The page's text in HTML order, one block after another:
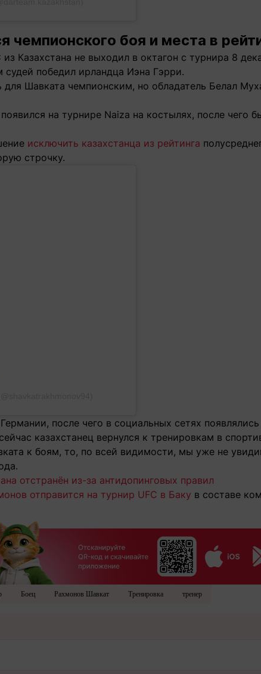
боя и места в
Казахстана не выходил в октагон с турнира 8
победил ирландца Иэна Гэрри.
для Шавката чемпионским, но обладатель Белал
на турнире Naiza на костылях, после чего
исключить казахстанца из рейтинга
строчку.
после чего в социальных сетях
казахстанец вернулся к тренировкам в
к боям, то, по всей видимости, мы уже не
отстранён из-за антидопинговых правил
отправится на турнир UFC в Баку в составе
Боец Рахмонов Шавкат Тренировка тренер